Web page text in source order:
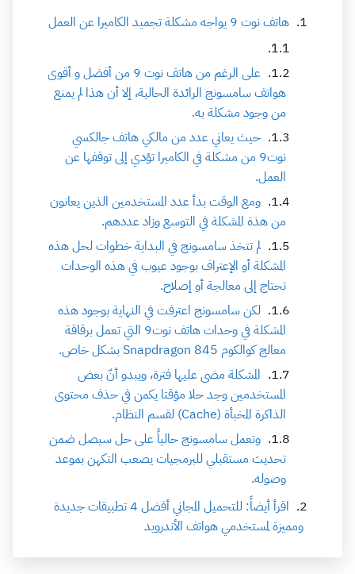
هاتف نوت 9 يواجه مشكلة تجميد الكاميرا عن العمل
على الرغم من هاتف نوت 9 من أفضل و أقوى
هواتف سامسونج الرائدة الحالية، إلا أن هذا لم يمنع
من وجود مشكلة به.
حيث يعاني عدد من مالكي هاتف جالكسي
نوت9 من مشكلة في الكاميرا تؤدي إلى توقفها عن
العمل.
ومع الوقت بدأ عدد المستخدمين الذين يعانون
من هذة المشكلة في التوسع وزاد عددهم.
لم تتخذ سامسونج في البداية خطوات لحل هذه
المشكلة أو الإعتراف بوجود عيوب في هذه الوحدات
تحتاج إلى معالجة أو إصلاح.
لكن سامسونج اعترفت في النهاية بوجود هذه
المشكلة في وحدات هاتف نوت9 التي تعمل برقاقة
معالج كوالكوم Snapdragon 845 بشكل خاص.
المشكلة مضى عليها فترة، ويبدو أنّ بعض
المستخدمين وجد حلا مؤقتا يكمن في حذف محتوى
الذاكرة المخبأة (Cache) لقسم النظام.
وتعمل سامسونج حالياً على حل سيصل ضمن
تحديث مستقبلي للبرمجيات يصعب التكهن بموعد
وصوله.
اقرأ أيضاً: للتحميل المجاني أفضل 4 تطبيقات جديدة
ومميزة لمستخدمي هواتف الأندرويد